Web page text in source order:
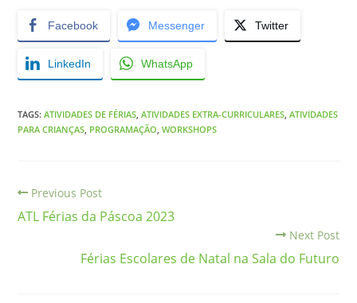
Facebook Messenger Twitter
LinkedIn WhatsApp
TAGS:ATIVIDADES DE FÉRIAS ATIVIDADES EXTRA-CURRICULARES ATIVIDADES
PARA CRIANÇAS PROGRAMAÇÃO WORKSHOPS
Previous Post
ATL Férias da Páscoa 2023
Next Post
Férias Escolares de Natal na Sala do Futuro